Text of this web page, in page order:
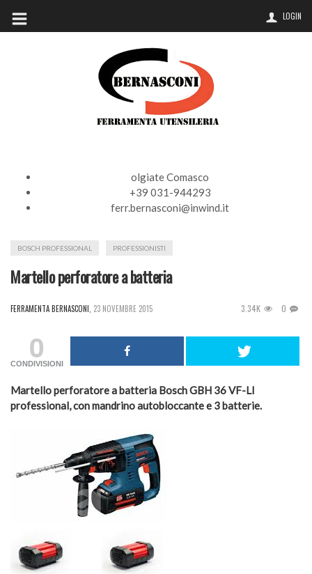
LOGIN
olgiate Comasco
+39 031-944293
ferr.bernasconi@inwind.it
BOSCH PROFESSIONAL PROFESSIONISTI
Martello perforatore a batteria
FERRAMENTA BERNASCONI 23 NOVEMBRE 2015 3.34K 0
0
CONDIVISIONI
Martello perforatore a batteria Bosch GBH 36 VF-LI
professional, con mandrino autobloccante e 3 batterie.